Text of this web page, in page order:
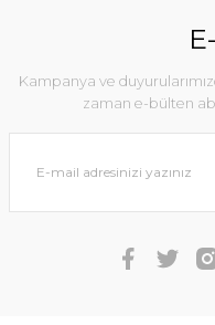
Kampanya ve
zaman e-bülten